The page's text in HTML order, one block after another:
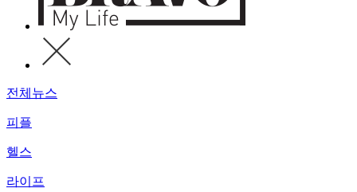
전체뉴스
피플
헬스
라이프